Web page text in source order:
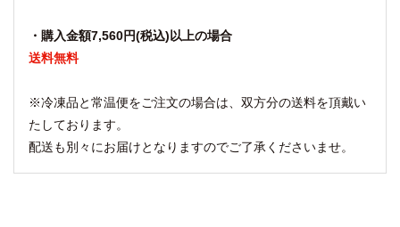
・購入金額7,560円(税込)以上の場合
送料無料
※冷凍品と常温便をご注文の場合は、双方分の送料を頂戴い
たしております。
配送も別々にお届けとなりますのでご了承くださいませ。